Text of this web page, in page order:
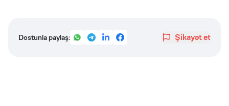
Dostunla paylaş: Şikayət et